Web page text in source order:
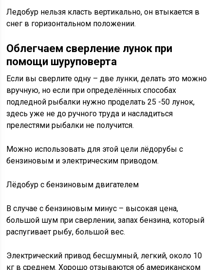
Ледобур нельзя класть вертикально, он втыкается в
снег в горизонтальном положении.
Облегчаем сверление лунок при
помощи шуруповерта
Если вы сверлите одну – две лунки, делать это можно
вручную, но если при определённых способах
подледной рыбалки нужно проделать 25 -50 лунок,
здесь уже не до ручного труда и насладиться
прелестями рыбалки не получится.
Можно использовать для этой цели лёдорубы с
бензиновым и электрическим приводом.
Лёдобур с бензиновым двигателем
В случае с бензиновым минус – высокая цена,
большой шум при сверлении, запах бензина, который
распугивает рыбу, большой вес.
Электрический привод бесшумный, легкий, около 10
кг в среднем. Хорошо отзываются об американском